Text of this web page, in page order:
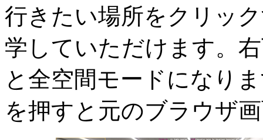
行きたい場所をクリッ
学していただけます。
と全空間モードになり
を押すと元のブラウザ